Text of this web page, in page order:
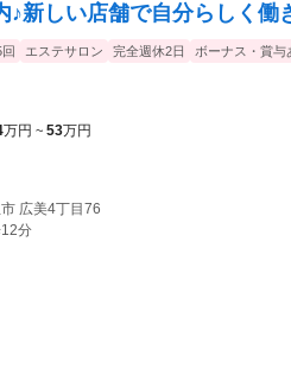
♪新しい店舗で自分らしく働
エステサロン 完全週休2日 ボーナス・賞与
万円 ~ 53万円
広美4丁目76
分